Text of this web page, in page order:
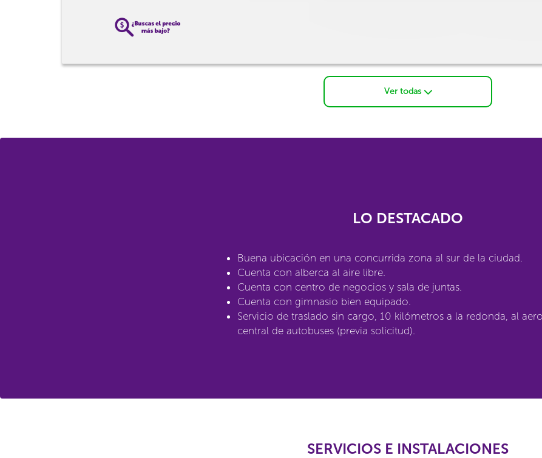
Ver todas
LO DESTACADO
Buena ubicación en una concurrida zona al sur de la ciudad.
Cuenta con alberca al aire libre.
Cuenta con centro de negocios y sala de juntas.
Cuenta con gimnasio bien equipado.
Servicio de traslado sin cargo, 10 kilómetros a la redonda, al
central de autobuses (previa solicitud).
SERVICIOS E INSTALACIONES